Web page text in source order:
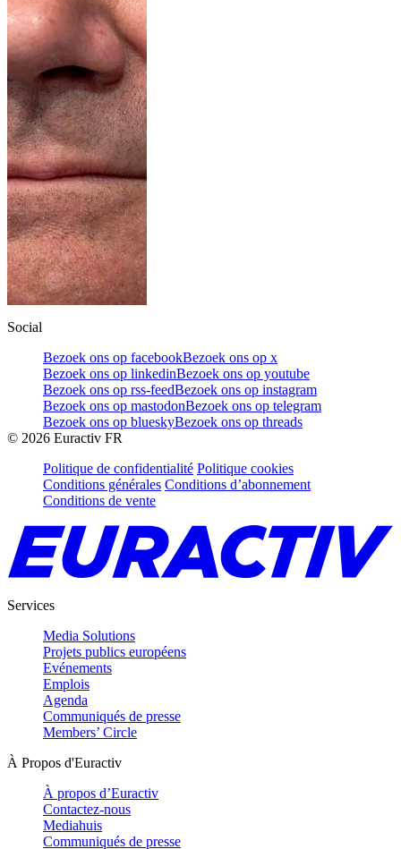
Social
Bezoek ons op facebookBezoek ons op x
Bezoek ons op linkedinBezoek ons op youtube
Bezoek ons op rss-feedBezoek ons op instagram
Bezoek ons op mastodonBezoek ons op telegram
Bezoek ons op blueskyBezoek ons op threads
© 2026 Euractiv FR
Politique de confidentialité Politique cookies
Conditions générales Conditions d’abonnement
Conditions de vente
Services
Media Solutions
Projets publics européens
Evénements
Emplois
Agenda
Communiqués de presse
Members’ Circle
À Propos d'Euractiv
À propos d’Euractiv
Contactez-nous
Mediahuis
Communiqués de presse